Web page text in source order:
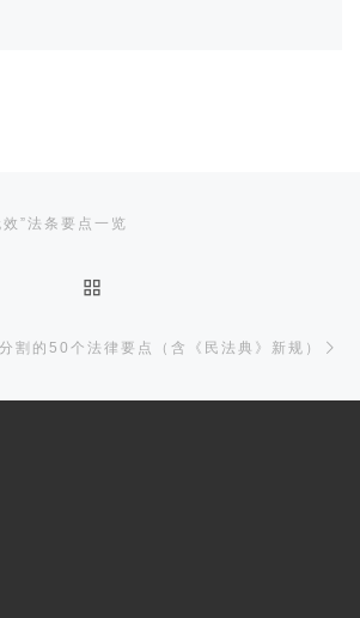
效”法条要点一览
割的50个法律要点（含《民法典》新规）